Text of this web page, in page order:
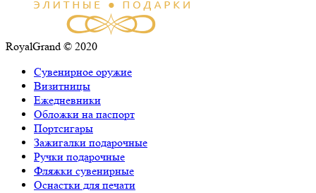
RoyalGrand © 2020
Сувенирное оружие
Визитницы
Ежедневники
Обложки на паспорт
Портсигары
Зажигалки подарочные
Ручки подарочные
Фляжки сувенирные
Оснастки для печати